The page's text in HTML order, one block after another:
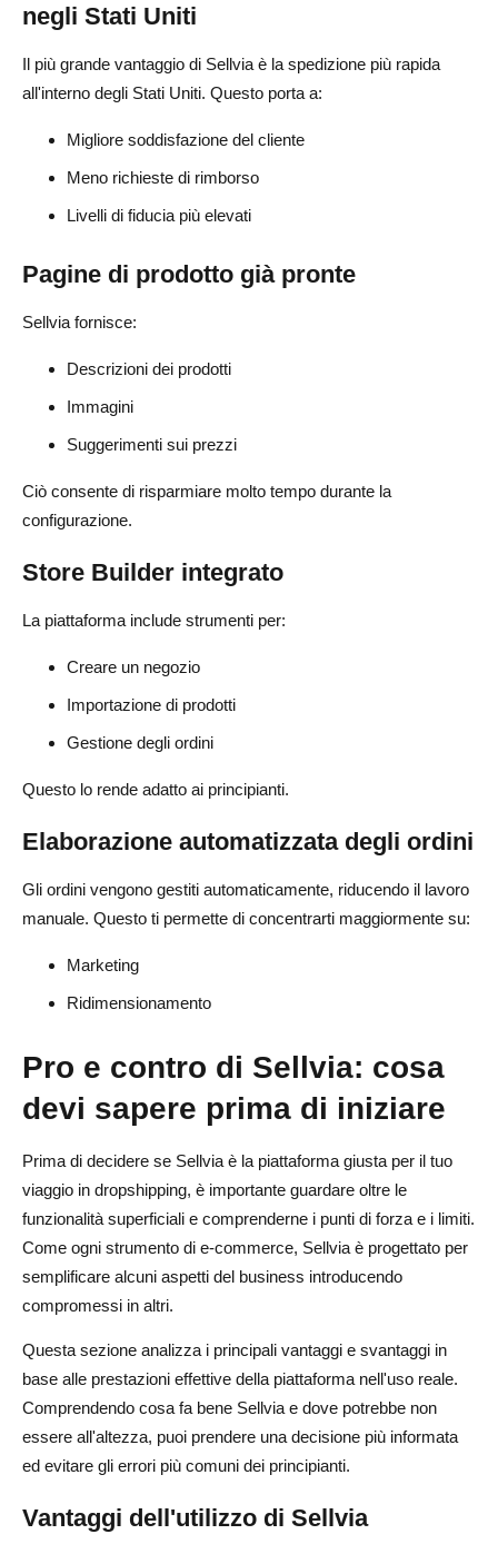
negli Stati Uniti
Il più grande vantaggio di Sellvia è la spedizione più rapida
all'interno degli Stati Uniti. Questo porta a:
Migliore soddisfazione del cliente
Meno richieste di rimborso
Livelli di fiducia più elevati
Pagine di prodotto già pronte
Sellvia fornisce:
Descrizioni dei prodotti
Immagini
Suggerimenti sui prezzi
Ciò consente di risparmiare molto tempo durante la
configurazione.
Store Builder integrato
La piattaforma include strumenti per:
Creare un negozio
Importazione di prodotti
Gestione degli ordini
Questo lo rende adatto ai principianti.
Elaborazione automatizzata degli ordini
Gli ordini vengono gestiti automaticamente, riducendo il lavoro
manuale. Questo ti permette di concentrarti maggiormente su:
Marketing
Ridimensionamento
Pro e contro di Sellvia: cosa
devi sapere prima di iniziare
Prima di decidere se Sellvia è la piattaforma giusta per il tuo
viaggio in dropshipping, è importante guardare oltre le
funzionalità superficiali e comprenderne i punti di forza e i limiti.
Come ogni strumento di e-commerce, Sellvia è progettato per
semplificare alcuni aspetti del business introducendo
compromessi in altri.
Questa sezione analizza i principali vantaggi e svantaggi in
base alle prestazioni effettive della piattaforma nell'uso reale.
Comprendendo cosa fa bene Sellvia e dove potrebbe non
essere all'altezza, puoi prendere una decisione più informata
ed evitare gli errori più comuni dei principianti.
Vantaggi dell'utilizzo di Sellvia